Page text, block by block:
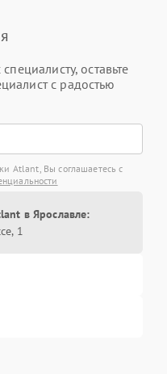
оставьте
с радостью
Atlant, Вы соглашаетесь с
в Ярославле:
1